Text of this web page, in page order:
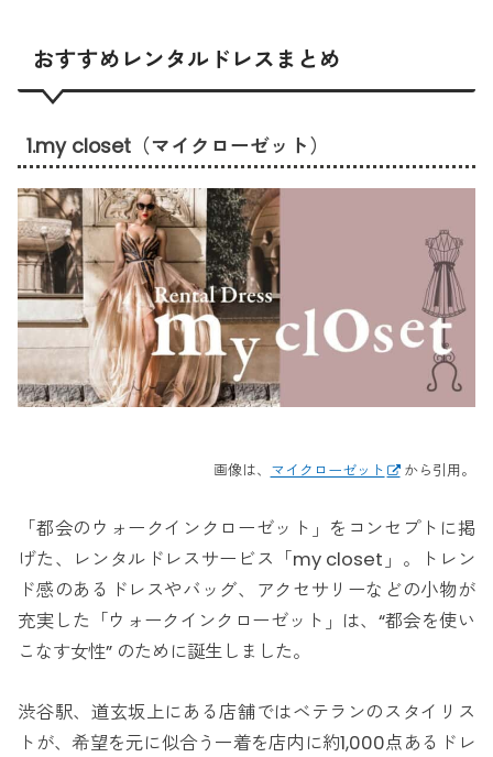
おすすめレンタルドレスまとめ
1.my closet（マイクローゼット）
画像は、 マイクローゼット から引用。
「都会のウォークインクローゼット」をコンセプトに掲
げた、レンタルドレスサービス「my closet」。トレン
ド感のあるドレスやバッグ、アクセサリーなどの小物が
充実した「ウォークインクローゼット」は、“都会を使い
こなす女性” のために誕生しました。
渋谷駅、道玄坂上にある店舗ではベテランのスタイリス
トが、希望を元に似合う一着を店内に約1,000点あるドレ